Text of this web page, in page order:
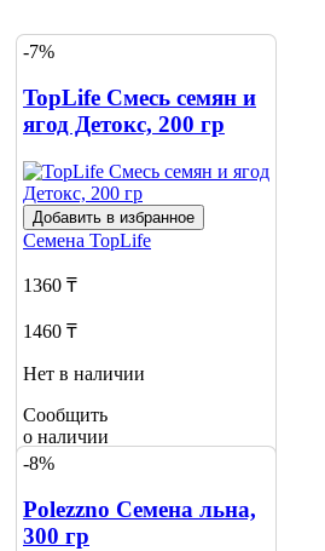
-7%
TopLife Смесь семян и
ягод Детокс, 200 гр
Добавить в избранное
Семена TopLife
1360 ₸
1460 ₸
Нет в наличии
Сообщить
о наличии
1
-8%
Polezzno Семена льна,
300 гр